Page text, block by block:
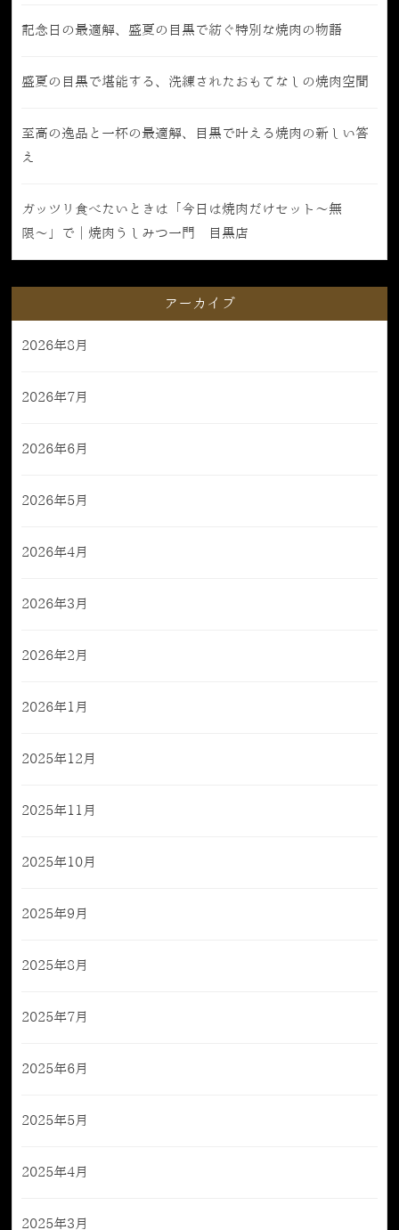
記念日の最適解、盛夏の目黒で紡ぐ特別な焼肉の物語
盛夏の目黒で堪能する、洗練されたおもてなしの焼肉空間
至高の逸品と一杯の最適解、目黒で叶える焼肉の新しい答
え
ガッツリ食べたいときは「今日は焼肉だけセット〜無
限〜」で｜焼肉うしみつ一門 目黒店
アーカイブ
2026年8月
2026年7月
2026年6月
2026年5月
2026年4月
2026年3月
2026年2月
2026年1月
2025年12月
2025年11月
2025年10月
2025年9月
2025年8月
2025年7月
2025年6月
2025年5月
2025年4月
2025年3月